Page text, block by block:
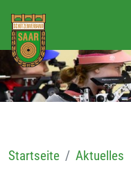
Startseite Aktuelles